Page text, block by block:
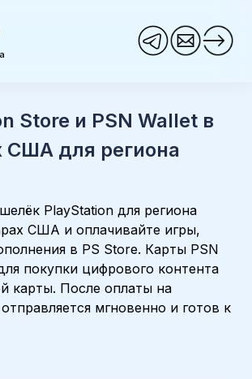
Store и PSN Wallet в
США для региона
PlayStation для региона
США и оплачивайте игры,
в PS Store. Карты PSN
покупки цифрового контента
карты. После оплаты на
мгновенно и готов к